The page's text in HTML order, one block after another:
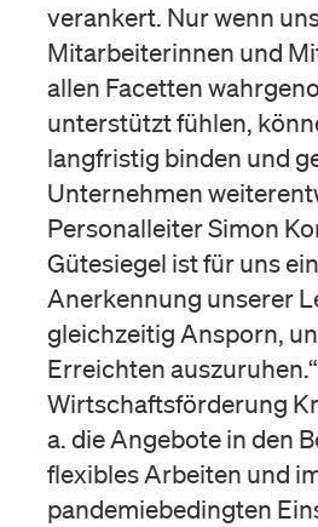
verankert. Nur wenn
Mitarbeiterinnen und
allen Facetten
unterstützt fühlen,
langfristig binden und
Unternehmen
Personalleiter Simon
Gütesiegel ist für uns
Anerkennung unserer
gleichzeitig Ansporn,
Erreichten
Wirtschaftsförderung
a. die Angebote in den
flexibles Arbeiten und
pandemiebedingten